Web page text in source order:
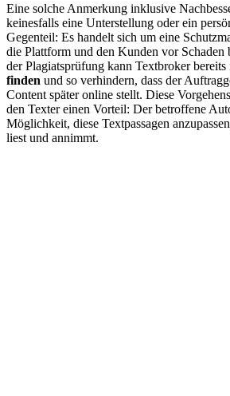
Eine solche Anmerkung inklusive
keinesfalls eine Unterstellung oder ein
Gegenteil: Es handelt sich um eine
die Plattform und den Kunden vor Schaden
der Plagiatsprüfung kann Textbroker
finden und so verhindern, dass der
Content später online stellt. Diese
den Texter einen Vorteil: Der betroffene
Möglichkeit, diese Textpassagen
liest und annimmt.